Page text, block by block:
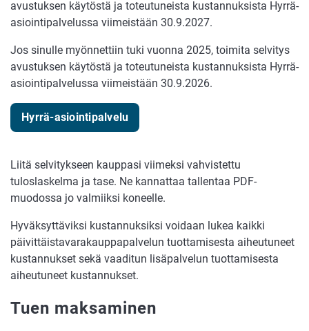
avustuksen käytöstä ja toteutuneista kustannuksista Hyrrä-
asiointipalvelussa viimeistään 30.9.2027.
Jos sinulle myönnettiin tuki vuonna 2025, toimita selvitys
avustuksen käytöstä ja toteutuneista kustannuksista Hyrrä-
asiointipalvelussa viimeistään 30.9.2026.
Hyrrä-asiointipalvelu
Liitä selvitykseen kauppasi viimeksi vahvistettu
tuloslaskelma ja tase. Ne kannattaa tallentaa PDF-
muodossa jo valmiiksi koneelle.
Hyväksyttäviksi kustannuksiksi voidaan lukea kaikki
päivittäistavarakauppapalvelun tuottamisesta aiheutuneet
kustannukset sekä vaaditun lisäpalvelun tuottamisesta
aiheutuneet kustannukset.
Tuen maksaminen